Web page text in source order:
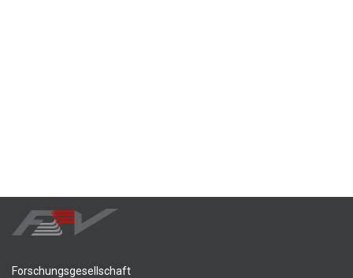
Forschungsgesellschaft